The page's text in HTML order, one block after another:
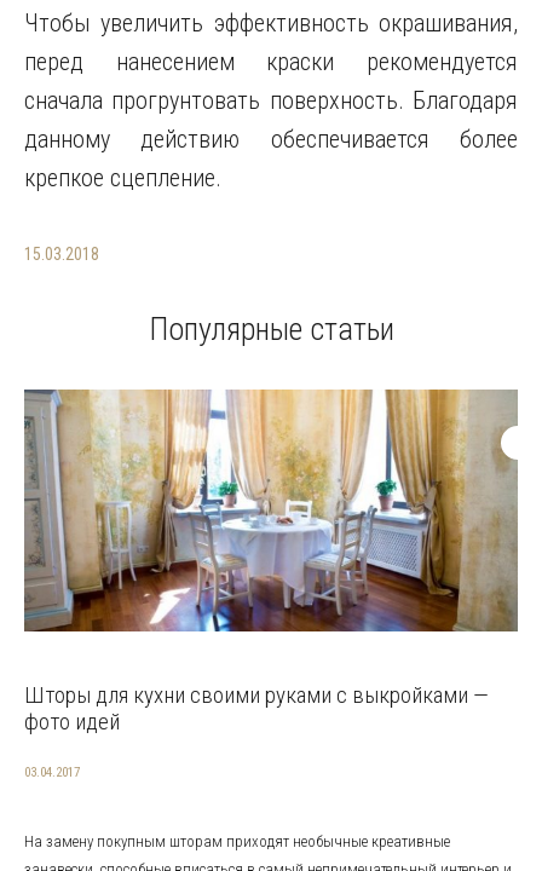
Чтобы увеличить эффективность окрашивания,
перед нанесением краски рекомендуется
сначала прогрунтовать поверхность. Благодаря
данному действию обеспечивается более
крепкое сцепление.
15.03.2018
Популярные статьи
Шторы для кухни своими руками с выкройками —
фото идей
03.04.2017
На замену покупным шторам приходят необычные креативные